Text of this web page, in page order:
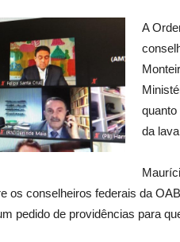
A
da
os conselheiros federais da
pedido de providências para